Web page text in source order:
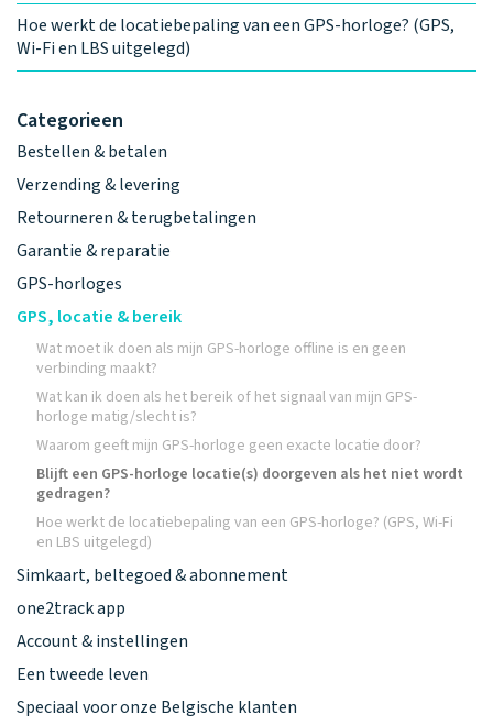
Categorieen
Bestellen & betalen
Verzending & levering
Retourneren & terugbetalingen
Garantie & reparatie
GPS-horloges
GPS, locatie & bereik
Wat moet ik doen als mijn GPS-horloge offline is en geen
verbinding maakt?
Wat kan ik doen als het bereik of het signaal van mijn GPS-
horloge matig/slecht is?
Waarom geeft mijn GPS-horloge geen exacte locatie door?
Blijft een GPS-horloge locatie(s) doorgeven als het niet wordt
gedragen?
Hoe werkt de locatiebepaling van een GPS-horloge? (GPS, Wi-Fi
en LBS uitgelegd)
Simkaart, beltegoed & abonnement
one2track app
Account & instellingen
Een tweede leven
Speciaal voor onze Belgische klanten
Hoe werkt de locatiebepaling van een GPS-horloge? (GPS,
Wi-Fi en LBS uitgelegd)